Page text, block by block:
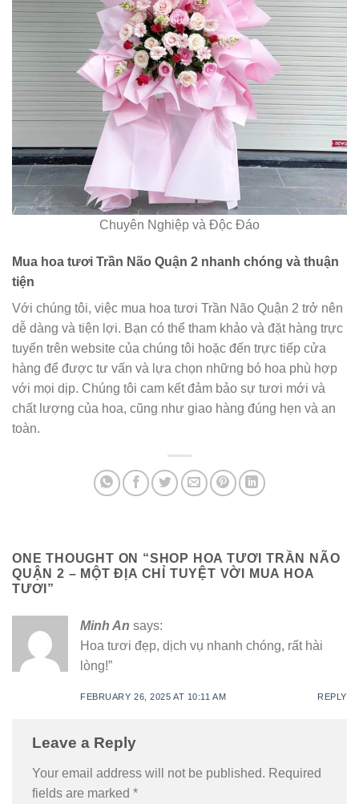
Chuyên Nghiệp và Độc Đáo
Mua hoa tươi Trần Não Quận 2 nhanh chóng và thuận
tiện
Với chúng tôi, việc mua hoa tươi Trần Não Quận 2 trở nên
dễ dàng và tiện lợi. Bạn có thể tham khảo và đặt hàng trực
tuyến trên website của chúng tôi hoặc đến trực tiếp cửa
hàng để được tư vấn và lựa chọn những bó hoa phù hợp
với mọi dịp. Chúng tôi cam kết đảm bảo sự tươi mới và
chất lượng của hoa, cũng như giao hàng đúng hẹn và an
toàn.
ONE THOUGHT ON “SHOP HOA TƯƠI TRẦN NÃO
QUẬN 2 – MỘT ĐỊA CHỈ TUYỆT VỜI MUA HOA
TƯƠI ”
Minh An says:
Hoa tươi đẹp, dịch vụ nhanh chóng, rất hài
lòng!”
FEBRUARY 26, 2025 AT 10:11 AM REPLY
Leave a Reply
Your email address will not be published. Required
fields are marked *